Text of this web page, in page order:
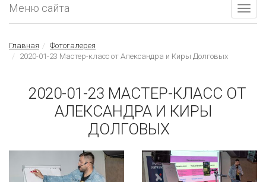
Меню сайта
Главная
Фотогалерея
2020-01-23 Мастер-класс от Александра и Киры Долговых
2020-01-23 МАСТЕР-КЛАСС ОТ
АЛЕКСАНДРА И КИРЫ
ДОЛГОВЫХ